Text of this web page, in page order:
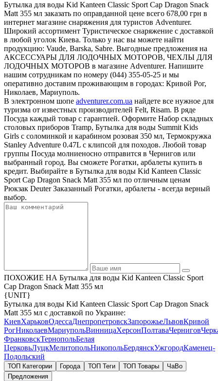
Бутылка для воды Kid Kanteen Classic Sport Cap Dragon Snack
Matt 355 мл заказать по оправданной цене всего 678,00 грн в
интернет магазине снаряжения для туристов Adventurer.
Широкий ассортимент Туристическое снаряжение с доставкой
в любой уголок Киева. Только у нас вы можете найти
продукцию: Vaude, Barska, Sabre. Выгодные предложения на
АКСЕССУАРЫ ДЛЯ ЛОДОЧНЫХ МОТОРОВ, ЧЕХЛЫ ДЛЯ
ЛОДОЧНЫХ МОТОРОВ в магазине Adventurer. Напишите
нашим сотрудникам по номеру (044) 355-05-25 и мы
оперативно доставим проживающим в городах: Кривой Рог,
Николаев, Мариуполь.
В электронном шопе adventurer.com.ua найдете все нужное для
туризма от известных производителей Felt, Risam. В ряде
Посуда каждый товар с гарантией. Оформите Набор складных
столовых приборов Tramp, Бутылка для воды Summit Kids
Girls c соломинкой и карабином розовая 350 мл, Термокружка
Stanley Adventure 0.47L с клипсой для походов. Любой товар
группы Посуда молниеносно отправится в Чернигов или
выбранный город. Вы сможете Рогатки, арбалеты купить в
кредит. Выбирайте в Бутылка для воды Kid Kanteen Classic
Sport Cap Dragon Snack Matt 355 мл по отличным ценам
Рюкзак Deuter Заказанный Рогатки, арбалеты - всегда верный
выбор.
ПОХОЖИЕ НА Бутылка для воды Kid Kanteen Classic Sport
Cap Dragon Snack Matt 355 мл
{UNIT}
Бутылка для воды Kid Kanteen Classic Sport Cap Dragon Snack
Matt 355 мл с доставкой по Украине:
КиевХарьковОдессаДнепропетровскЗапорожьеЛьвовКривой
РогНиколаевМариупольВинницаХерсонПолтаваЧернигов
ФранковскТернопольБелая
ЦерковьЛуцкМелитопольНикопольБердянскУжгородКаменец-
Подольский
ТОП Категории Города ТОП Теги ТОП Товары
ЧаВо
Предложения